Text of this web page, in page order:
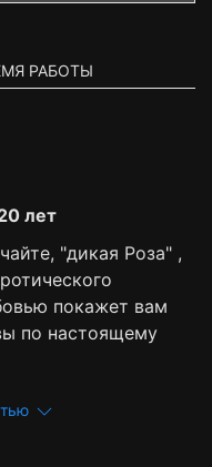
РАБОТЫ
лет
"дикая Роза" ,
покажет вам
по настоящему